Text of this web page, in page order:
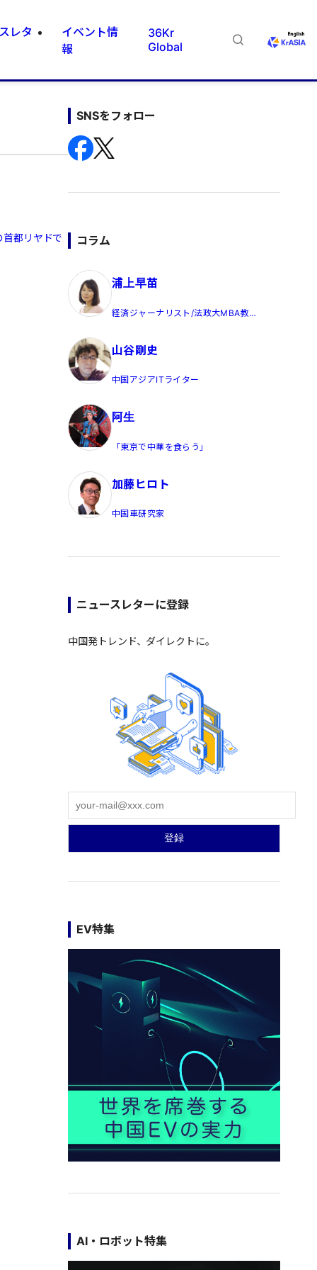
レタ
イベント情
報
36Kr
Global
都リヤドで
SNSをフォロー
コラム
浦上早苗
経済ジャーナリスト/法政大MBA教
山谷剛史
中国アジアITライター
阿生
「東京で中華を食らう」
加藤ヒロト
中国車研究家
ニュースレターに登録
中国発トレンド、ダイレクトに。
EV特集
AI・ロボット特集